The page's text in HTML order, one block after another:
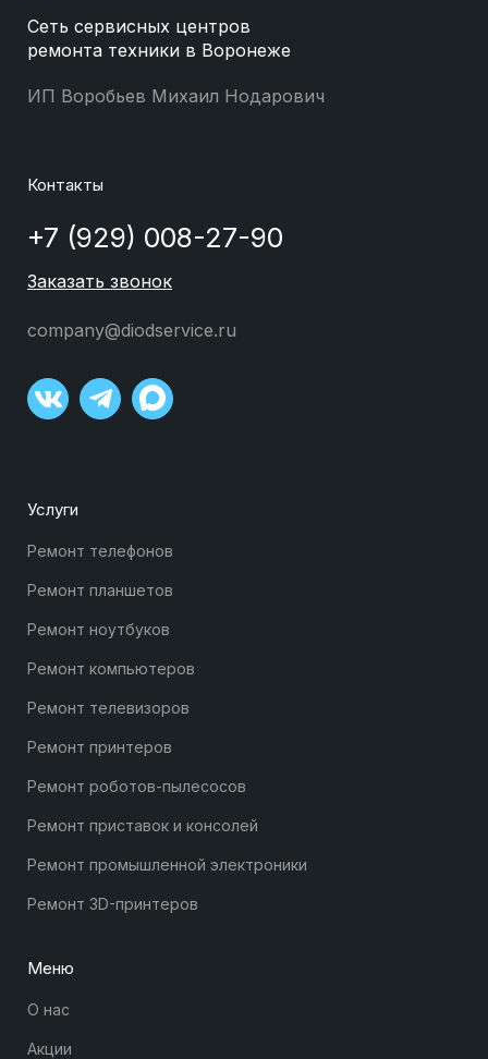
Сеть сервисных центров
ремонта техники в Воронеже
ИП Воробьев Михаил Нодарович
Контакты
+7 (929) 008-27-90
Заказать звонок
company@diodservice.ru
Услуги
Ремонт телефонов
Ремонт планшетов
Ремонт ноутбуков
Ремонт компьютеров
Ремонт телевизоров
Ремонт принтеров
Ремонт роботов-пылесосов
Ремонт приставок и консолей
Ремонт промышленной электроники
Ремонт 3D-принтеров
Меню
О нас
Акции